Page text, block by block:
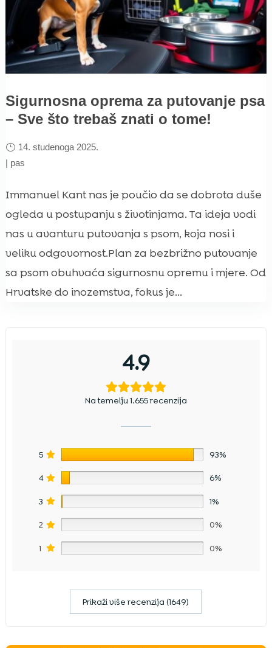
Sigurnosna oprema za putovanje psa
– Sve što trebaš znati o tome!
14. studenoga 2025.
| pas
Immanuel Kant nas je poučio da se dobrota duše
ogleda u postupanju s životinjama. Ta ideja vodi
nas u avanturu putovanja s psom, koja nosi i
veliku odgovornost.Plan za bezbrižno putovanje
sa psom obuhvaća sigurnosnu opremu i mjere. Od
Hrvatske do inozemstva, fokus je...
4.9
Na temelju 1.655 recenzija
5 93%
4 6%
3 1%
2 0%
1 0%
Prikaži više recenzija (1649)